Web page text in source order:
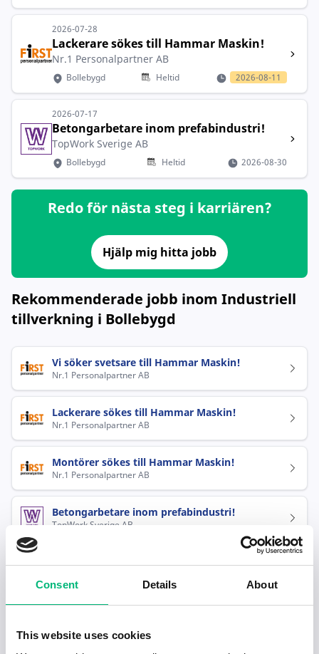
Consent Details About
This website uses cookies
2026-07-28
Lackerare sökes till Hammar Maskin!
Nr.1 Personalpartner AB
Bollebygd Heltid 2026-08-11
2026-07-17
Betongarbetare inom prefabindustri!
TopWork Sverige AB
Bollebygd Heltid 2026-08-30
Redo för nästa steg i karriären?
Hjälp mig hitta jobb
Rekommenderade jobb inom Industriell
tillverkning i Bollebygd
Vi söker svetsare till Hammar Maskin!
Nr.1 Personalpartner AB
Lackerare sökes till Hammar Maskin!
Nr.1 Personalpartner AB
Montörer sökes till Hammar Maskin!
Nr.1 Personalpartner AB
Betongarbetare inom prefabindustri!
TopWork Sverige AB
Arbetsledare till lackavdelningen hos
NearYou Sverige AB
tillverkning i Bollebygd